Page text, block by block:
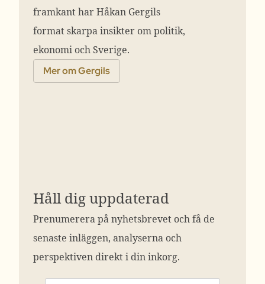
framkant har Håkan Gergils
format skarpa insikter om politik,
ekonomi och Sverige.
Mer om Gergils
Håll dig uppdaterad
Prenumerera på nyhetsbrevet och få de
senaste inläggen, analyserna och
perspektiven direkt i din inkorg.